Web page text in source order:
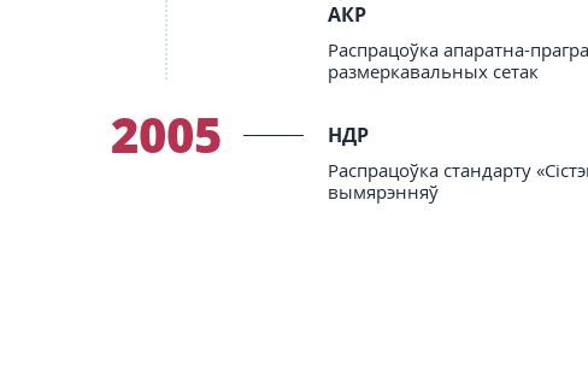
АКР
Распрацоўка апаратна-
размеркавальных сетак
2005 НДР
Распрацоўка стандарту
вымярэнняў